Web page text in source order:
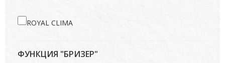
ROYAL CLIMA
ФУНКЦИЯ "БРИЗЕР"